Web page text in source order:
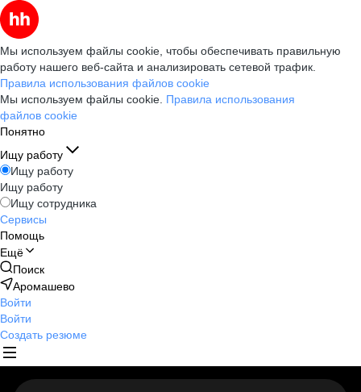
Мы используем файлы cookie, чтобы обеспечивать правильную
работу нашего веб-сайта и анализировать сетевой трафик.
Правила использования файлов cookie
Мы используем файлы cookie. Правила использования
файлов cookie
Понятно
Ищу работу
Ищу работу
Ищу работу
Ищу сотрудника
Сервисы
Помощь
Ещё
Поиск
Аромашево
Войти
Войти
Создать резюме